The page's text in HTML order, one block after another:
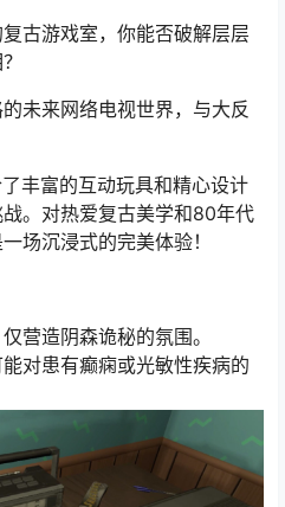
古游戏室，你能否破解层层
未来网络电视世界，与大反
丰富的互动玩具和精心设计
。对热爱复古美学和80年代
场沉浸式的完美体验！
营造阴森诡秘的氛围。
对患有癫痫或光敏性疾病的